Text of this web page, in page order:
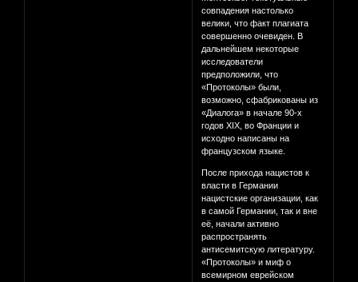
совпадения настолько
велики, что факт плагиата
совершенно очевиден. В
дальнейшем некоторые
исследователи
предположили, что
«Протоколы» были,
возможно, сфабрикованы из
«Диалога» в начале 90-х
годов XIX, во Франции и
исходно написаны на
французском языке.
После прихода нацистов к
власти в Германии
нацистские организации, как
в самой Германии, так и вне
её, начали активно
распространять
антисемитскую литературу.
«Протоколы» и миф о
всемирном еврейском